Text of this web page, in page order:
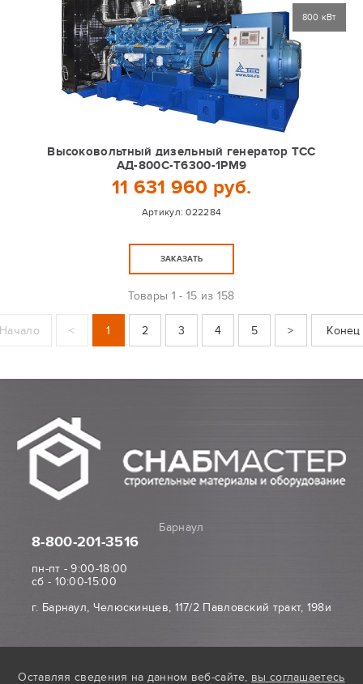
Высоковольтный дизельный генератор ТСС
АД-800С-Т6300-1РМ9
11 631 960 руб.
Артикул:022284
ЗАКАЗАТЬ
800 кВт
Товары 1 - 15 из 158
Начало < 1 2 3 4 5 > Конец
Барнаул
8-800-201-3516
пн-пт - 9:00-18:00
сб - 10:00-15:00
г. Барнаул, Челюскинцев, 117/2 Павловский тракт, 198и
Оставляя сведения на данном веб-сайте, вы соглашаетесь